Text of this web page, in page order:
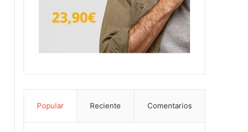
Popular Reciente Comentarios